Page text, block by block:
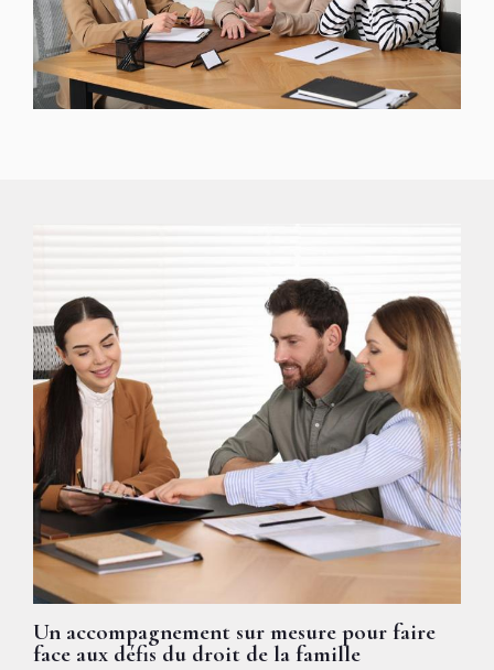
Un accompagnement sur mesure pour faire
face aux défis du droit de la famille